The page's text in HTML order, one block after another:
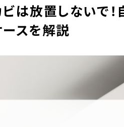
は放置しないで
スを解説